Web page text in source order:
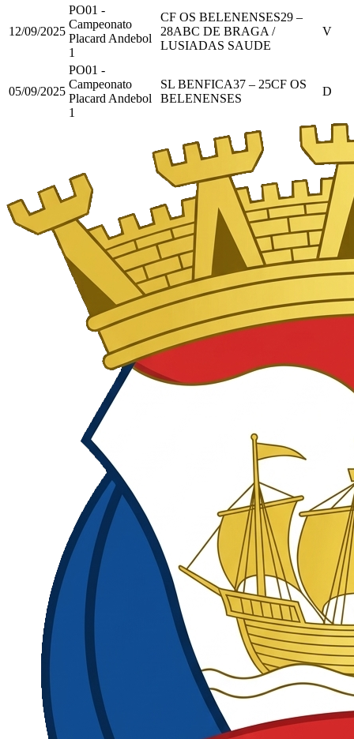
12/09/2025
PO01 -
Campeonato
Placard Andebol
1
CF OS BELENENSES29 –
28ABC DE BRAGA /
LUSIADAS SAUDE
V
05/09/2025
PO01 -
Campeonato
Placard Andebol
1
SL BENFICA37 – 25CF OS
BELENENSES
D